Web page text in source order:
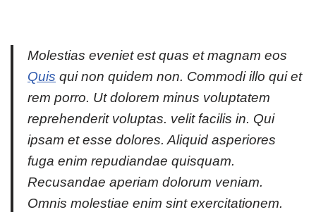
Molestias eveniet est quas et magnam eos
Quis qui non quidem non. Commodi illo qui et
rem porro. Ut dolorem minus voluptatem
reprehenderit voluptas. velit facilis in. Qui
ipsam et esse dolores. Aliquid asperiores
fuga enim repudiandae quisquam.
Recusandae aperiam dolorum veniam.
Omnis molestiae enim sint exercitationem.